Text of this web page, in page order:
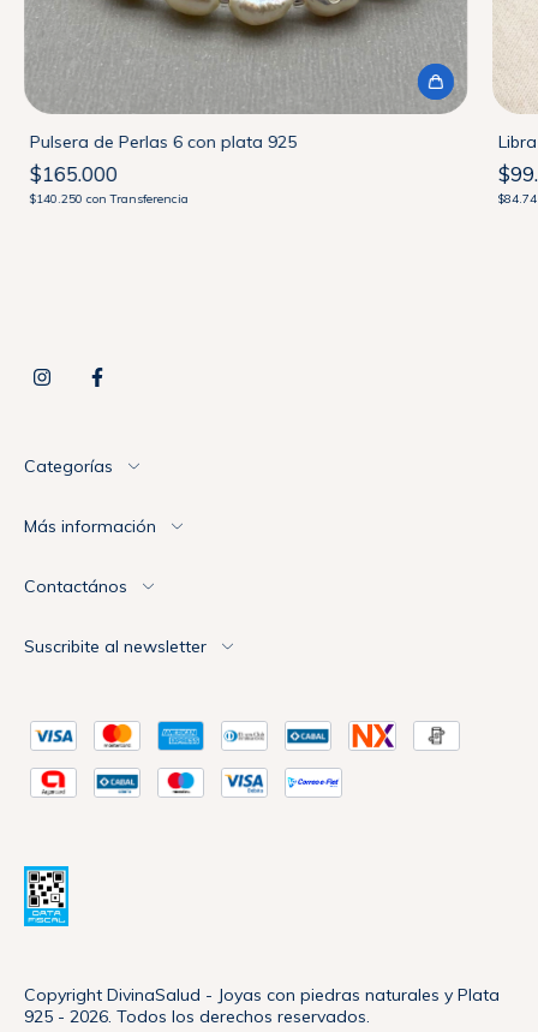
Pulsera de Perlas 6 con plata 925
$165.000
$140.250con Transferencia
Categorías
Más información
Contactános
Suscribite al newsletter
Copyright DivinaSalud - Joyas con piedras naturales y Plata
925 - 2026. Todos los derechos reservados.